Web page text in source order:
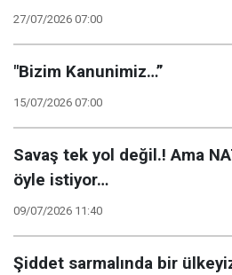
27/07/2026 07:00
"Bizim Kanunimiz…”
15/07/2026 07:00
Savaş tek yol değil.! Ama
öyle istiyor…
09/07/2026 11:40
Şiddet sarmalında bir